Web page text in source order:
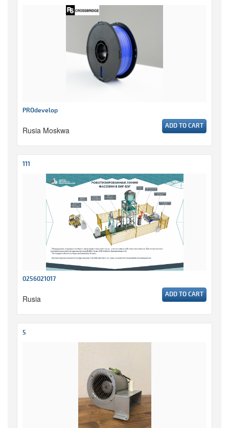
PROdevelop
Rusia Moskwa ADD TO CART
111
0256021017
Rusia ADD TO CART
5